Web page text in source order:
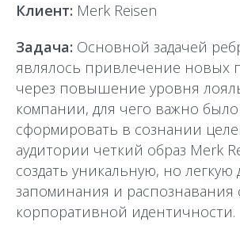
Клиент: Merk Reisen
Задача: Основной задачей
являлось привлечение новых
через повышение уровня
компании, для чего важно было
сформировать в сознании
аудитории четкий образ Merk
создать уникальную, но легкую
запоминания и распознавания
корпоративной идентичности.